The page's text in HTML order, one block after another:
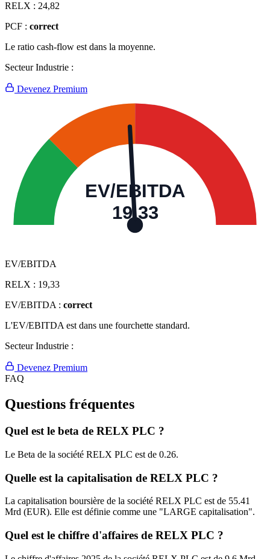
RELX : 24,82
PCF : correct
Le ratio cash-flow est dans la moyenne.
Secteur Industrie :
Devenez Premium
EV/EBITDA
19,33
EV/EBITDA
RELX : 19,33
EV/EBITDA : correct
L'EV/EBITDA est dans une fourchette standard.
Secteur Industrie :
Devenez Premium
FAQ
Questions fréquentes
Quel est le beta de RELX PLC ?
Le Beta de la société RELX PLC est de 0.26.
Quelle est la capitalisation de RELX PLC ?
La capitalisation boursière de la société RELX PLC est de 55.41
Mrd (EUR). Elle est définie comme une "LARGE capitalisation".
Quel est le chiffre d'affaires de RELX PLC ?